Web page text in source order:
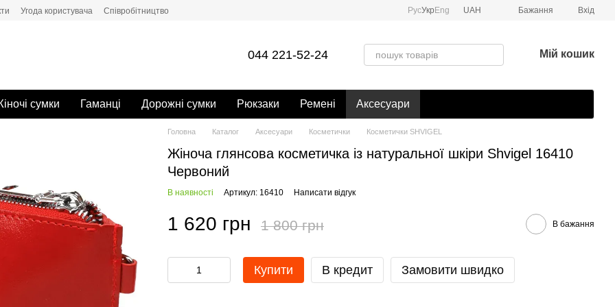
Угода користувача Cпівробітництво РусУкр Eng UAH Бажання Вхід
044 221-52-24 Мій кошик
сумки Гаманці Дорожні сумки Рюкзаки Ремені Аксесуари
Головна Каталог Аксесуари Косметички Косметички SHVIGEL
Жіноча глянсова косметичка із натуральної шкіри Shvigel 16410
Червоний
В наявності Артикул: 16410 Написати відгук
1 620 грн 1 800 грн В бажання
Купити В кредит Замовити швидко